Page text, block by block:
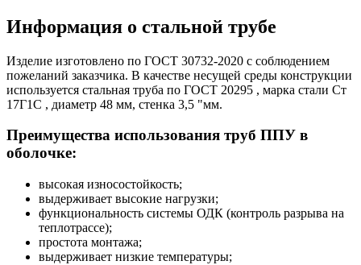
Информация о стальной трубе
Изделие изготовлено по ГОСТ 30732-2020 с соблюдением
пожеланий заказчика. В качестве несущей среды конструкции
используется стальная труба по ГОСТ 20295 , марка стали Ст
17Г1С , диаметр 48 мм, стенка 3,5 "мм.
Преимущества использования труб ППУ в
оболочке:
высокая износостойкость;
выдерживает высокие нагрузки;
функциональность системы ОДК (контроль разрыва на
теплотрассе);
простота монтажа;
выдерживает низкие температуры;